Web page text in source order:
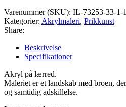
Varenummer (SKU): IL-73253-33-1-
Kategorier: Akrylmaleri, Prikkunst
Share:
Beskrivelse
Specifikationer
Akryl på lærred.
Maleriet er et landskab med broen,
og samtidig adskillelse.